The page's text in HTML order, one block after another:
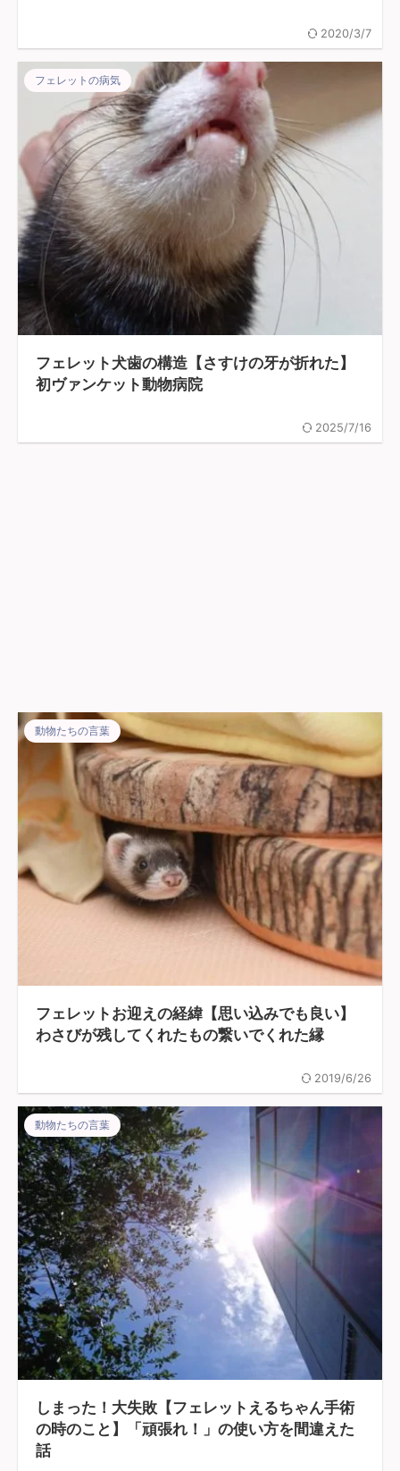
2020/3/7
フェレットの病気
フェレット犬歯の構造【さすけの牙が折れた】
初ヴァンケット動物病院
2025/7/16
動物たちの言葉
フェレットお迎えの経緯【思い込みでも良い】
わさびが残してくれたもの繋いでくれた縁
2019/6/26
動物たちの言葉
しまった！大失敗【フェレットえるちゃん手術
の時のこと】「頑張れ！」の使い方を間違えた
話